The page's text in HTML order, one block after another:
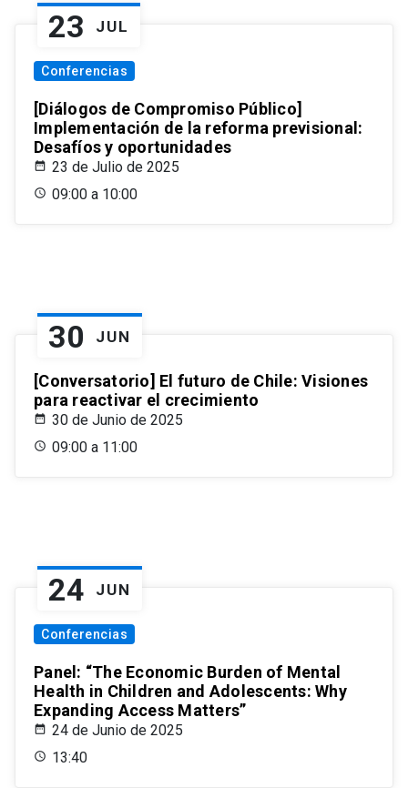
23 JUL
Conferencias
[Diálogos de Compromiso Público]
Implementación de la reforma previsional:
Desafíos y oportunidades
23 de Julio de 2025
09:00 a 10:00
30 JUN
[Conversatorio] El futuro de Chile: Visiones
para reactivar el crecimiento
30 de Junio de 2025
09:00 a 11:00
24 JUN
Conferencias
Panel: “The Economic Burden of Mental
Health in Children and Adolescents: Why
Expanding Access Matters”
24 de Junio de 2025
13:40